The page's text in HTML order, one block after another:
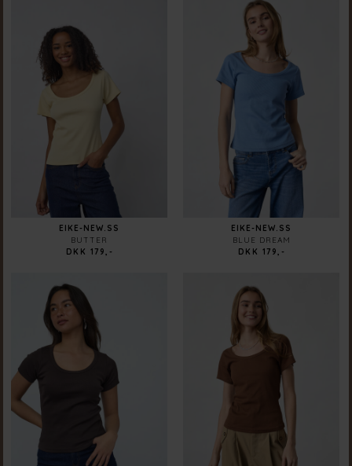
EIKE-NEW.SS
BUTTER
DKK 179,-
EIKE-NEW.SS
BLUE DREAM
DKK 179,-